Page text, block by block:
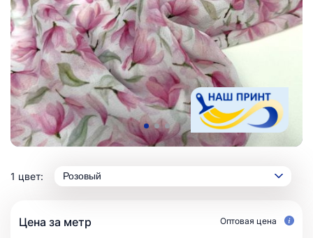
1 цвет: Розовый
Цена за метр Оптовая цена